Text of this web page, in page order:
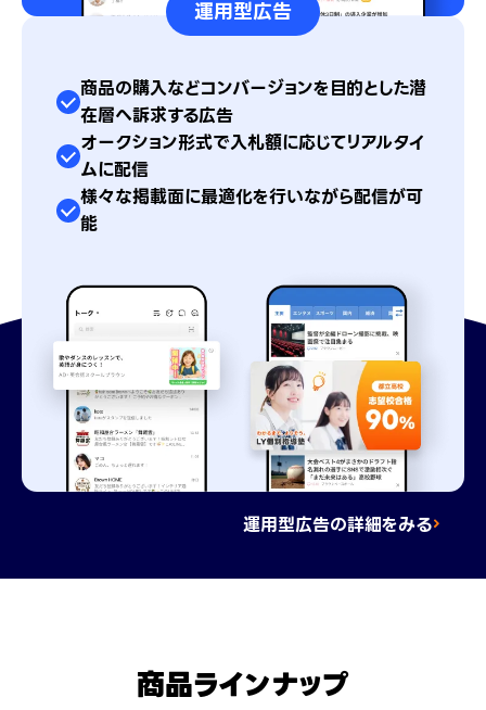
運用型広告
商品の購入などコンバージョンを目的とした潜
在層へ訴求する広告
オークション形式で入札額に応じてリアルタイ
ムに配信
様々な掲載面に最適化を行いながら配信が可
能
運用型広告の詳細をみる
商品ラインナップ